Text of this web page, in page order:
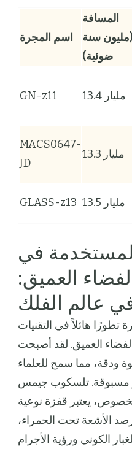
اسم المجرة
المسافة
(مليون سنة
ضوئية)
GN-z11 13.4 مليار
MACS0647-
JD
13.3 مليار
GLASS-z13 13.5 مليار
المستخدمة في
العميق:
عالم الفلك
تطورًا هائلاً في التقنيات
العميق. لقد أصبحت
ودقة، مما سمح للعلماء
مسبوقة. تلسكوب جيمس
يعتبر قفزة نوعية
الأشعة تحت الحمراء،
الكوني ورؤية الأجرام